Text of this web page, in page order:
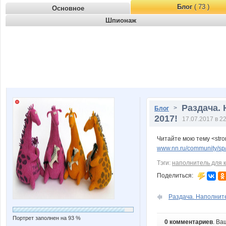
Основное Блог( 73 )
Шпионаж
Портрет заполнен на 93 %
Блог > Раздача.
2017!
17.07.2017 в
Читайте мою тему
www.nn.ru/community/
Тэги: наполнитель для
Поделиться:
Раздача.
0 комментариев.